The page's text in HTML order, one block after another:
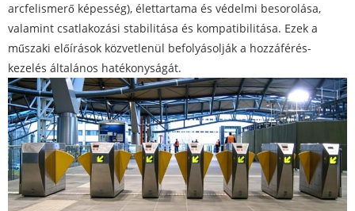
arcfelismerő képesség), élettartama és védelmi besorolása,
valamint csatlakozási stabilitása és kompatibilitása. Ezek a
műszaki előírások közvetlenül befolyásolják a hozzáférés-
kezelés általános hatékonyságát.